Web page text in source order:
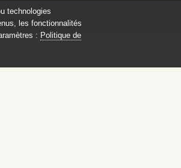
technologies
les fonctionnalités
: Politique de